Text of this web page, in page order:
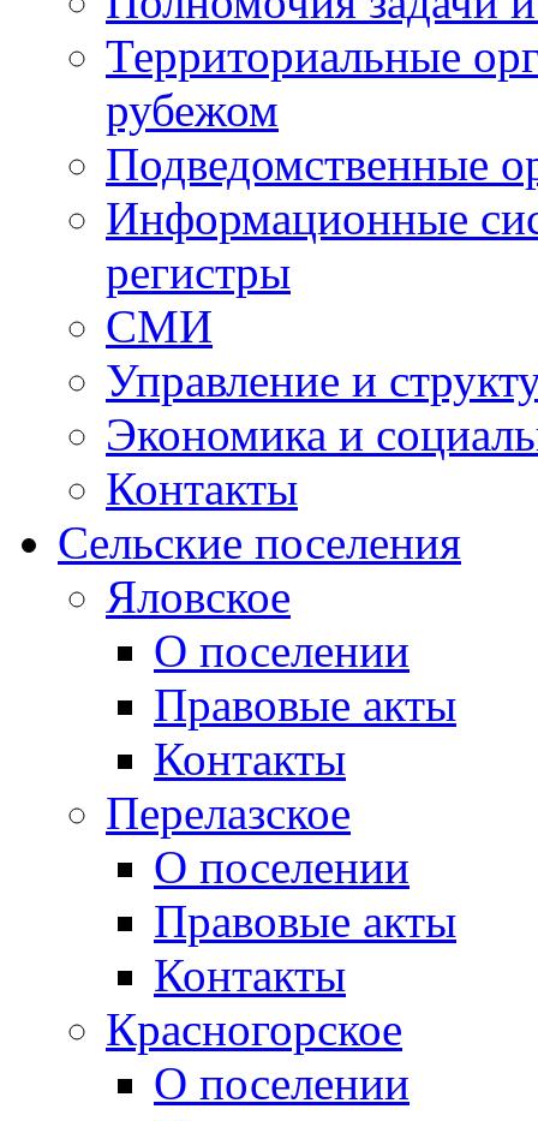
Территориальные
рубежом
Подведомственные
Информационные
регистры
СМИ
Управление и
Экономика и
Контакты
Сельские поселения
Яловское
О поселении
Правовые акты
Контакты
Перелазское
О поселении
Правовые акты
Контакты
Красногорское
О поселении